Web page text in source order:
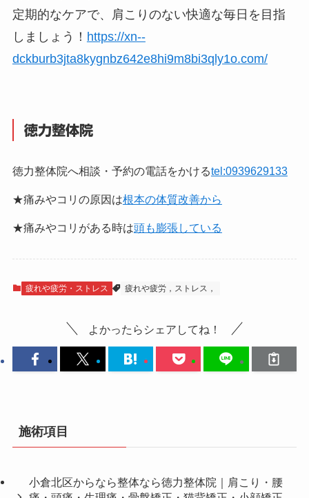
定期的なケアで、肩こりのない快適な毎日を目指
しましょう！ https://xn--
dckburb3jta8kygnbz642e8hi9m8bi3qly1o.com/
徳力整体院
徳力整体院へ相談・予約の電話をかけるtel:0939629133
★痛みやコリの原因は根本の体質改善から
★痛みやコリがある時は頭も膨張している
疲れや疲労・ストレス 疲れや疲労，ストレス，
よかったらシェアしてね！
施術項目
小倉北区からなら整体なら徳力整体院｜肩こり・腰